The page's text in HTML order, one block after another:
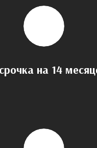
на 14